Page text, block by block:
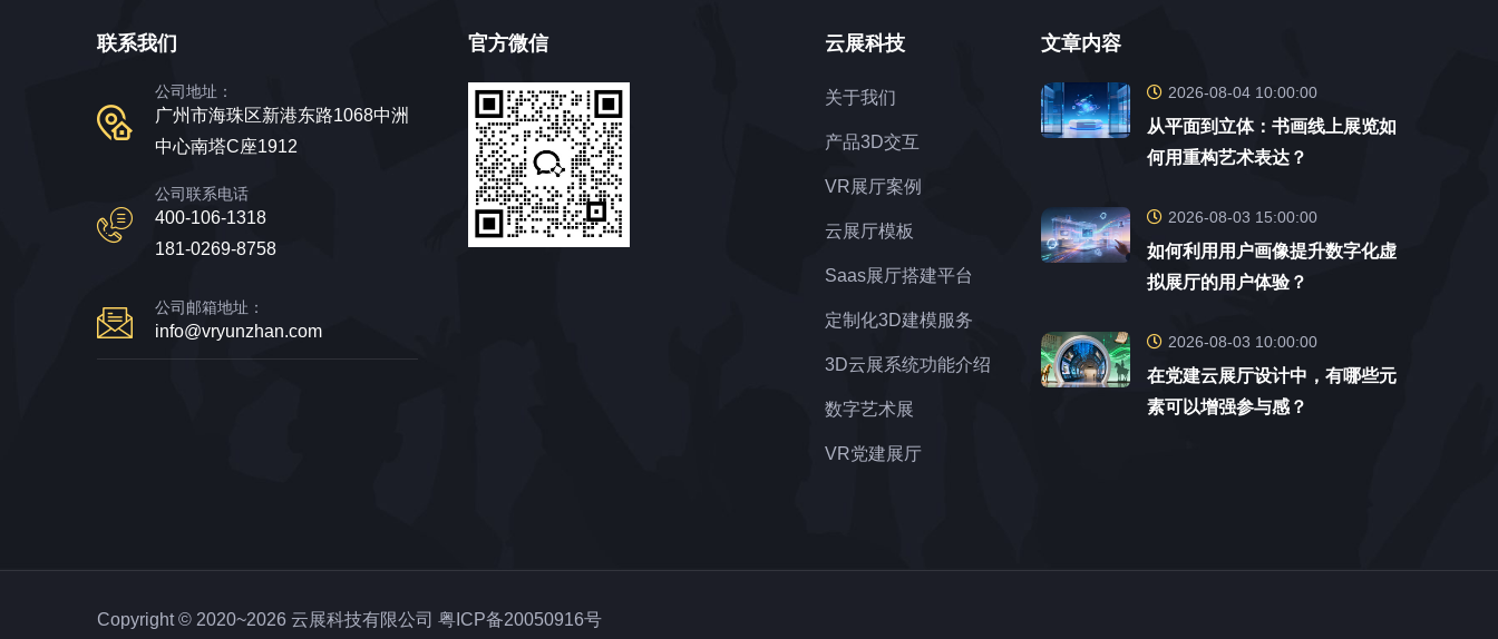
联系我们
公司地址：
广州市海珠区新港东路1068中洲
中心南塔C座1912
公司联系电话
400-106-1318
181-0269-8758
公司邮箱地址：
info@vryunzhan.com
官方微信 云展科技
关于我们
产品3D交互
VR展厅案例
云展厅模板
Saas展厅搭建平台
定制化3D建模服务
3D云展系统功能介绍
数字艺术展
VR党建展厅
文章内容
2026-08-04 10:00:00
从平面到立体：书画线上展览如
何用重构艺术表达？
2026-08-03 15:00:00
如何利用用户画像提升数字化虚
拟展厅的用户体验？
2026-08-03 10:00:00
在党建云展厅设计中，有哪些元
素可以增强参与感？
Copyright © 2020~2026 云展科技有限公司 粤ICP备20050916号